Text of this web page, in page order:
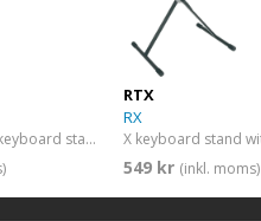
X double heavy-duty keyboard stand black
RTX
RX
549 kr (inkl. moms)